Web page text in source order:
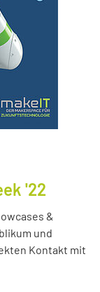
'22
&
und
Kontakt mit